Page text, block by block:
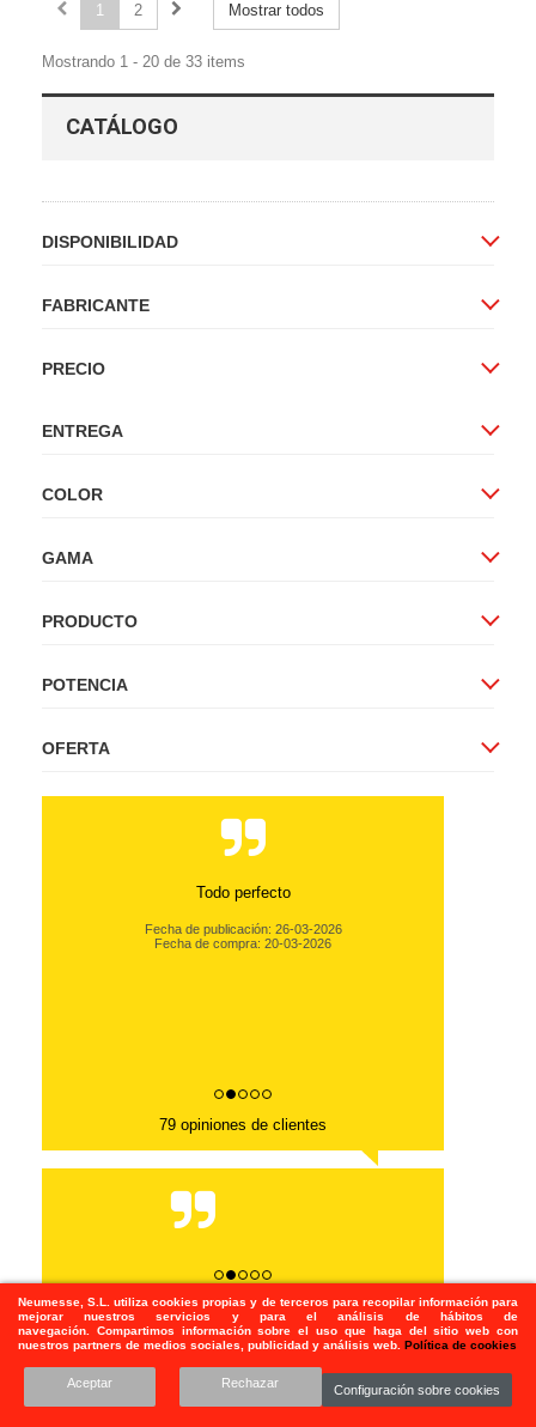
Neumesse, S.L. utiliza cookies propias y de terceros para recopilar información para
mejorar nuestros servicios y para el análisis de hábitos de
navegación. Compartimos información sobre el uso que haga del sitio web con
nuestros partners de medios sociales, publicidad y análisis web. Política de cookies
Aceptar Rechazar Configuración sobre cookies
Mostrar todos
1 2
Mostrando 1 - 20 de 33 items
CATÁLOGO
DISPONIBILIDAD
FABRICANTE
PRECIO
ENTREGA
COLOR
GAMA
PRODUCTO
POTENCIA
OFERTA
Todo perfecto
Fecha de publicación: 26-03-2026
Fecha de compra: 20-03-2026
79 opiniones de clientes
79 opiniones de clientes